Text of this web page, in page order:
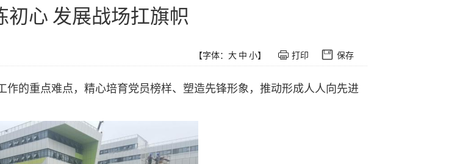
初心 发展战场扛旗帜
【字体： 大 中 小】 打印 保存
的重点难点，精心培育党员榜样、塑造先锋形象，推动形成人人向先进